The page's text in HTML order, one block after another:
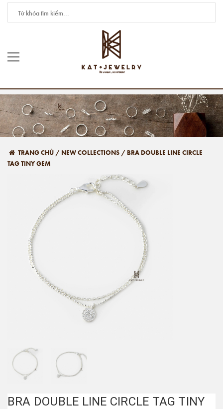
TRANG CHỦ / NEW COLLECTIONS / BRA DOUBLE LINE CIRCLE
TAG TINY GEM
BRA DOUBLE LINE CIRCLE TAG TINY